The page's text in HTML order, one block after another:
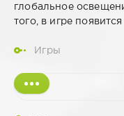
глобальное
того, в игре
Игры